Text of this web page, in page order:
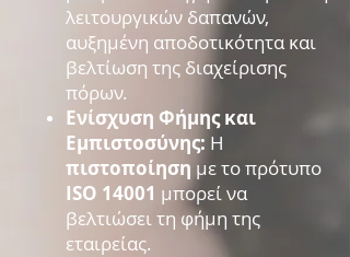
λειτουργικών δαπανών,
αυξημένη αποδοτικότητα και
βελτίωση της διαχείρισης
πόρων.
Ενίσχυση Φήμης και
Εμπιστοσύνης: Η
πιστοποίηση με το πρότυπο
ISO 14001 μπορεί να
βελτιώσει τη φήμη της
εταιρείας.